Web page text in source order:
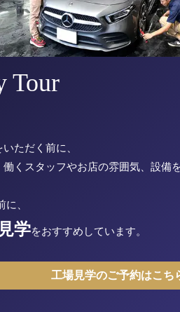
Tour
ただく前に、
くスタッフやお店の雰囲気、設備
、
学をおすすめしています。
工場見学のご予約はこち